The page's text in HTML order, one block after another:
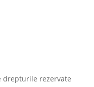
drepturile rezervate